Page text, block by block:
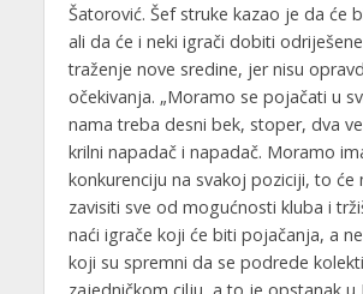
Šatorović. Šef struke kazao je da će
ali da će i neki igrači dobiti
traženje nove sredine, jer nisu
očekivanja. „Moramo se pojačati u
nama treba desni bek, stoper, dva
krilni napadač i napadač. Moramo
konkurenciju na svakoj poziciji, to će
zavisiti sve od mogućnosti kluba i
naći igrače koji će biti pojačanja, a
koji su spremni da se podrede
zajedničkom cilju ,a to je opstanak u